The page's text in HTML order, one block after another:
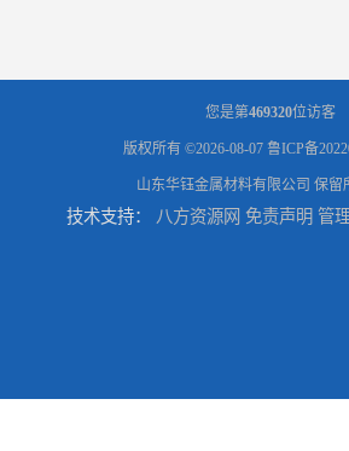
您是第469320位访客
版权所有 ©2026-08-07 鲁ICP备
山东华钰金属材料有限公司 保留
技术支持： 八方资源网 免责声明 管